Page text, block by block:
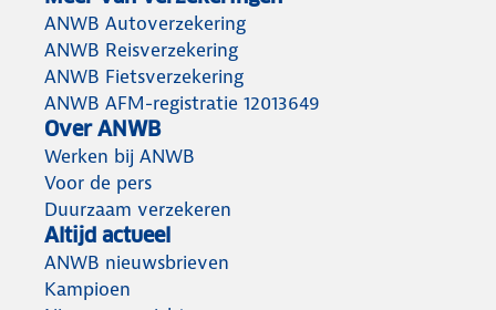
ANWB Autoverzekering
ANWB Reisverzekering
ANWB Fietsverzekering
ANWB AFM-registratie 12013649
Over ANWB
Werken bij ANWB
Voor de pers
Duurzaam verzekeren
Altijd actueel
ANWB nieuwsbrieven
Kampioen